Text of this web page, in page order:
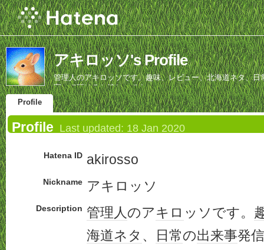
アキロッソ's Profile
管理人のアキロッソです。趣味、レビュー、北海道ネタ、
守って頂けると嬉しいです。
Profile
Profile Last updated: 18 Jan 2020
Hatena ID akirosso
Nickname アキロッソ
Description 管理人のアキロ ッソです。
海道ネタ 、 日常の出来事発信